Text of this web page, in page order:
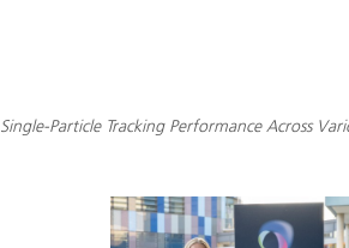
Particle Tracking Performance Across